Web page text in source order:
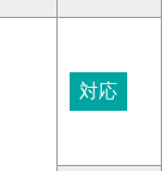
対応